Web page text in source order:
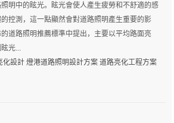
明中的眩光。眩光會使人產生疲勞和不舒適的感
控測，這一點顯然會對道路照明產生重要的影
道路照明推薦標準中提出，主要以平均路面亮
光...
化設計 燈港道路照明設計方案 道路亮化工程方案